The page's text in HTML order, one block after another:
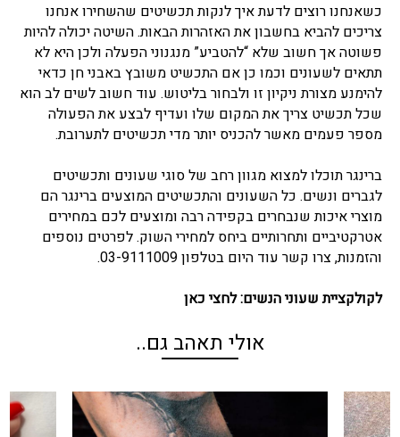
כשאנחנו רוצים לדעת איך לנקות תכשיטים שהשחירו אנחנו
צריכים להביא בחשבון את האזהרות הבאות. השיטה יכולה להיות
פשוטה אך חשוב שלא “להטביע” מנגנוני הפעלה ולכן היא לא
תתאים לשעונים וכמו כן אם התכשיט משובץ באבני חן כדאי
להימנע מצורת ניקיון זו ולבחור בליטוש. עוד חשוב לשים לב הוא
שכל תכשיט צריך את המקום שלו ועדיף לבצע את הפעולה
מספר פעמים מאשר להכניס יותר מדי תכשיטים לתערובת.
ברינגר תוכלו למצוא מגוון רחב של סוגי שעונים ותכשיטים
לגברים ונשים. כל השעונים והתכשיטים המוצעים ברינגר הם
מוצרי איכות שנבחרים בקפידה רבה ומוצעים לכם במחירים
אטרקטיביים ותחרותיים ביחס למחירי השוק. לפרטים נוספים
והזמנות, צרו קשר עוד היום בטלפון 03-9111009.
לקולקציית שעוני הנשים:לחצי כאן